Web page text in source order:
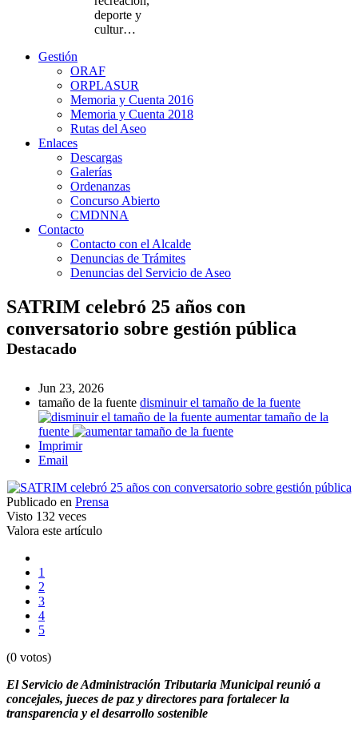
deporte y
cultur…
Gestión
ORAF
ORPLASUR
Memoria y Cuenta 2016
Memoria y Cuenta 2018
Rutas del Aseo
Enlaces
Descargas
Galerías
Ordenanzas
Concurso Abierto
CMDNNA
Contacto
Contacto con el Alcalde
Denuncias de Trámites
Denuncias del Servicio de Aseo
SATRIM celebró 25 años con
conversatorio sobre gestión pública
Destacado
Jun 23, 2026
tamaño de la fuente disminuir el tamaño de la fuente
aumentar tamaño de la
fuente
Imprimir
Email
Publicado en Prensa
Visto 132 veces
Valora este artículo
1
2
3
4
5
(0 votos)
El Servicio de Administración Tributaria Municipal reunió a
concejales, jueces de paz y directores para fortalecer la
transparencia y el desarrollo sostenible